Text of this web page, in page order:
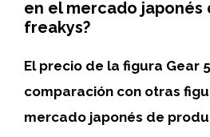
en el mercado japonés
freakys?
El precio de la figura Gear
comparación con otras
mercado japonés de